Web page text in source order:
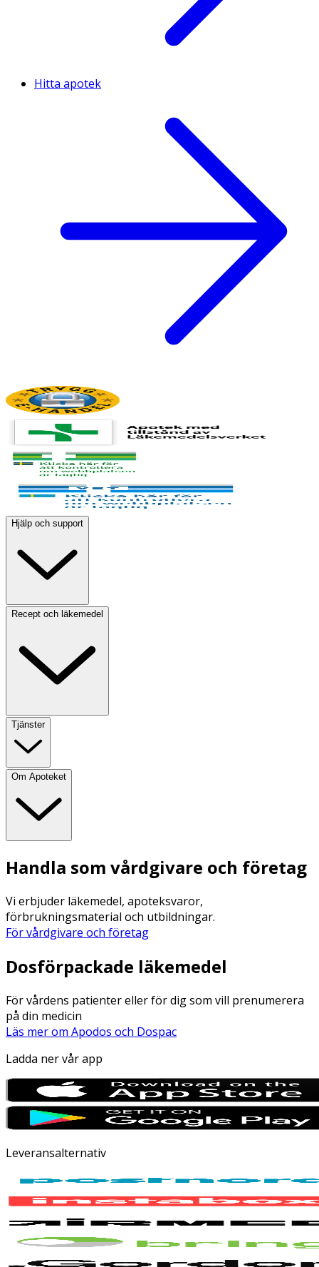
Hitta apotek
Hjälp och support
Recept och läkemedel
Tjänster
Om Apoteket
Handla som vårdgivare och företag
Vi erbjuder läkemedel, apoteksvaror,
förbrukningsmaterial och utbildningar.
För vårdgivare och företag
Dosförpackade läkemedel
För vårdens patienter eller för dig som vill prenumerera
på din medicin
Läs mer om Apodos och Dospac
Ladda ner vår app
Leveransalternativ